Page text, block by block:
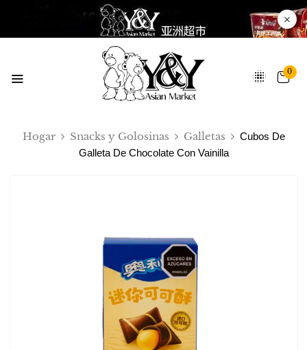
0
Hogar Snacks y Golosinas Galletas
Cubos De
Galleta De Chocolate Con Vainilla